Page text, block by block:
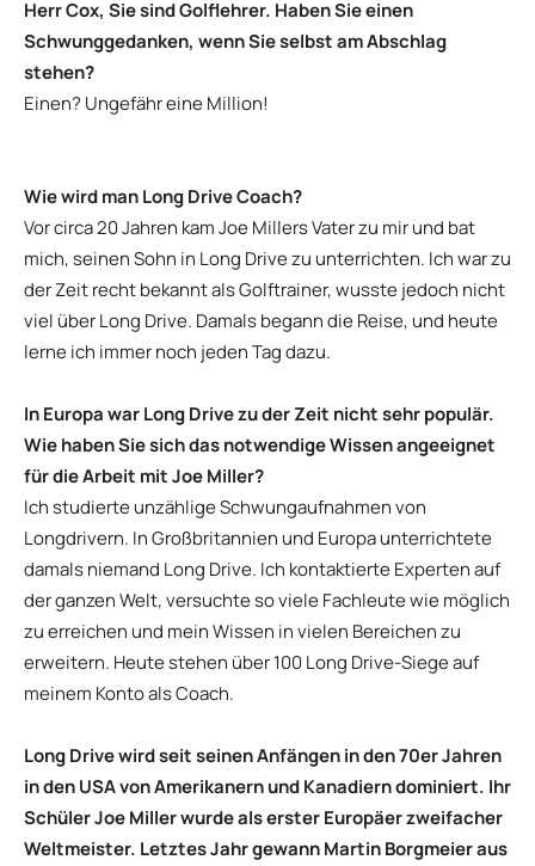
Herr Cox, Sie sind Golflehrer. Haben Sie einen
Schwunggedanken, wenn Sie selbst am Abschlag
stehen?
Einen? Ungefähr eine Million!
Wie wird man Long Drive Coach?
Vor circa 20 Jahren kam Joe Millers Vater zu mir und bat
mich, seinen Sohn in Long Drive zu unterrichten. Ich war zu
der Zeit recht bekannt als Golftrainer, wusste jedoch nicht
viel über Long Drive. Damals begann die Reise, und heute
lerne ich immer noch jeden Tag dazu.
In Europa war Long Drive zu der Zeit nicht sehr populär.
Wie haben Sie sich das notwendige Wissen angeeignet
für die Arbeit mit Joe Miller?
Ich studierte unzählige Schwungaufnahmen von
Longdrivern. In Großbritannien und Europa unterrichtete
damals niemand Long Drive. Ich kontaktierte Experten auf
der ganzen Welt, versuchte so viele Fachleute wie möglich
zu erreichen und mein Wissen in vielen Bereichen zu
erweitern. Heute stehen über 100 Long Drive-Siege auf
meinem Konto als Coach.
Long Drive wird seit seinen Anfängen in den 70er Jahren
in den USA von Amerikanern und Kanadiern dominiert. Ihr
Schüler Joe Miller wurde als erster Europäer zweifacher
Weltmeister. Letztes Jahr gewann Martin Borgmeier aus